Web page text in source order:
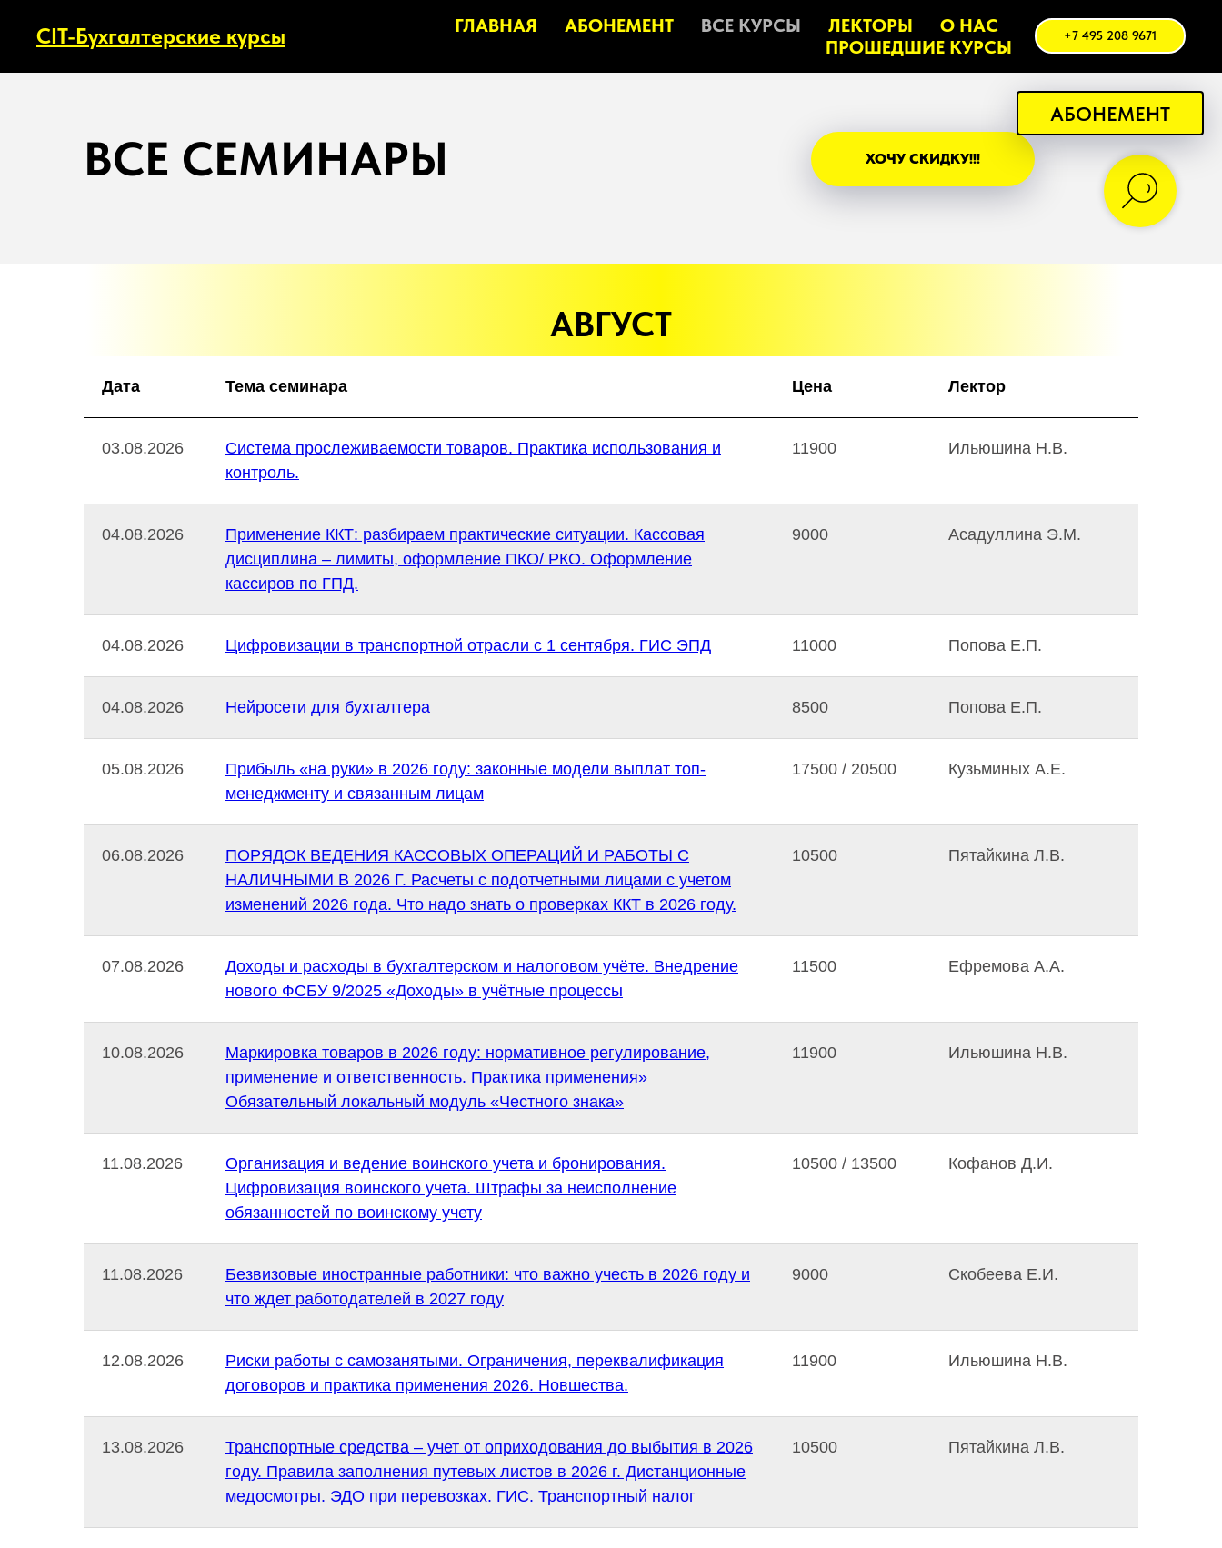
CIT-Бухгалтерские курсы ГЛАВНАЯ АБОНЕМЕНТ ВСЕ КУРСЫ ЛЕКТОРЫ
О НАС
ПРОШЕДШИЕ КУРСЫ
+7 495 208 9671
АБОНЕМЕНТ
ВСЕ СЕМИНАРЫ ХОЧУ СКИДКУ!!!
Лектор: Кузьминых Артем Евгеньевич
19.08.2026 - 23.08.2026
УСН, амнистию дробления и новые проверки без потерь
для компании
посмотреть программу семинара
АВГУСТ
Дата Тема семинара Цена Лектор
03.08.2026
Система прослеживаемости товаров. Практика использования и
контроль.
11900 Ильюшина Н.В.
04.08.2026
Применение ККТ: разбираем практические ситуации. Кассовая
дисциплина – лимиты, оформление ПКО/ РКО. Оформление
кассиров по ГПД.
9000 Асадуллина Э.М.
04.08.2026 Цифровизации в транспортной отрасли с 1 сентября. ГИС ЭПД 11000 Попова Е.П.
04.08.2026 Нейросети для бухгалтера 8500 Попова Е.П.
05.08.2026
Прибыль «на руки» в 2026 году: законные модели выплат топ-
менеджменту и связанным лицам
17500 / 20500 Кузьминых А.Е.
06.08.2026
ПОРЯДОК ВЕДЕНИЯ КАССОВЫХ ОПЕРАЦИЙ И РАБОТЫ С
НАЛИЧНЫМИ В 2026 Г. Расчеты с подотчетными лицами с учетом
изменений 2026 года. Что надо знать о проверках ККТ в 2026 году.
10500 Пятайкина Л.В.
07.08.2026
Доходы и расходы в бухгалтерском и налоговом учёте. Внедрение
нового ФСБУ 9/2025 «Доходы» в учётные процессы
11500 Ефремова А.А.
10.08.2026
Маркировка товаров в 2026 году: нормативное регулирование,
применение и ответственность. Практика применения»
Обязательный локальный модуль «Честного знака»
11900 Ильюшина Н.В.
11.08.2026
Организация и ведение воинского учета и бронирования.
Цифровизация воинского учета. Штрафы за неисполнение
обязанностей по воинскому учету
10500 / 13500 Кофанов Д.И.
11.08.2026
Безвизовые иностранные работники: что важно учесть в 2026 году и
что ждет работодателей в 2027 году
9000 Скобеева Е.И.
12.08.2026
Риски работы с самозанятыми. Ограничения, переквалификация
договоров и практика применения 2026. Новшества.
11900 Ильюшина Н.В.
13.08.2026
Транспортные средства – учет от оприходования до выбытия в 2026
году. Правила заполнения путевых листов в 2026 г. Дистанционные
медосмотры. ЭДО при перевозках. ГИС. Транспортный налог
10500 Пятайкина Л.В.